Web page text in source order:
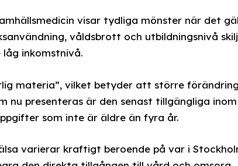
visar tydliga mönster när det
våldsbrott och utbildningsnivå
inkomstnivå.
materia”, vilket betyder att större
nu presenteras är den senast tillgängliga inom
som inte är äldre än fyra år.
varierar kraftigt beroende på var i